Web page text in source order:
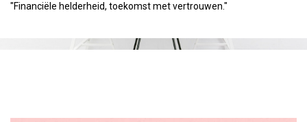
"Financiële helderheid, toekomst met vertrouwen."